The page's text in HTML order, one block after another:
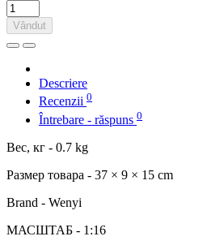
Vândut
Descriere
Recenzii 0
Întrebare - răspuns 0
Вес, кг - 0.7 kg
Размер товара - 37 × 9 × 15 cm
Brand - Wenyi
МАСШТАБ - 1:16